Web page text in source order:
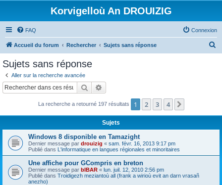
Korvigelloù An DROUIZIG
FAQ Connexion
Accueil du forum Rechercher Sujets sans réponse
c
Sujets sans réponse
Aller sur la recherche avancée
Rechercher
La recherche a retourné 197 résultats 1 2 3 4
Sujets
Windows 8 disponible en Tamazight
Dernier message par drouizig « sam. févr. 16, 2013 9:17 pm
Publié dans L'informatique en langues régionales et minoritaires
Une affiche pour GCompris en breton
Dernier message par bIBAR « lun. juil. 12, 2010 2:56 pm
Publié dans Troidigezh meziantoù all (frank a wirioù evit an darn vrasañ
anezho)